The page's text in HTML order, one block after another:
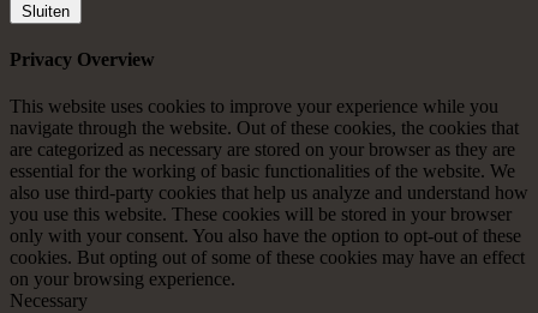
Sluiten
Privacy Overview
This website uses cookies to improve your experience while you
navigate through the website. Out of these cookies, the cookies that
are categorized as necessary are stored on your browser as they are
essential for the working of basic functionalities of the website. We
also use third-party cookies that help us analyze and understand how
you use this website. These cookies will be stored in your browser
only with your consent. You also have the option to opt-out of these
cookies. But opting out of some of these cookies may have an effect
on your browsing experience.
Necessary